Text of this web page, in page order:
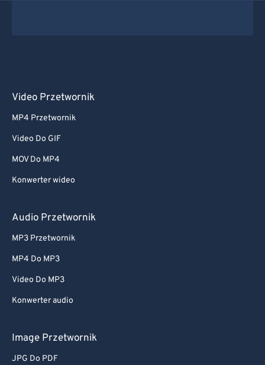
Video Przetwornik
MP4 Przetwornik
Video Do GIF
MOV Do MP4
Konwerter wideo
Audio Przetwornik
MP3 Przetwornik
MP4 Do MP3
Video Do MP3
Konwerter audio
Image Przetwornik
JPG Do PDF